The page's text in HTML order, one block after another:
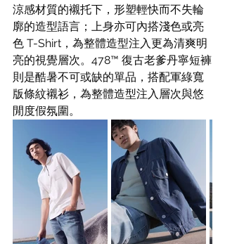
涼感材質的襯托下，形塑輕快而不失輪
廓的造型語言；上身亦可內搭淺色或亮
色 T-Shirt，為整體造型注入更為清爽明
亮的視覺層次。478™ 復古老爹丹寧短褲
則是酷暑不可或缺的單品，搭配軍綠寬
版條紋襯衫，為整體造型注入層次與悠
閒度假氛圍。